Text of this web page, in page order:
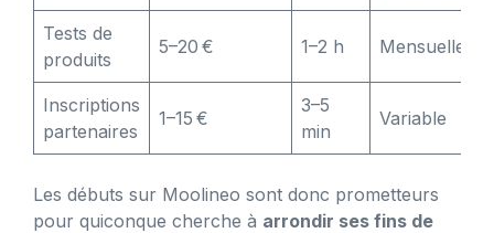
Tests de
produits
5–20 € 1–2 h Mensuelle
Inscriptions
partenaires
1–15 €
3–5
min
Variable
Les débuts sur Moolineo sont donc prometteurs
pour quiconque cherche à arrondir ses fins de